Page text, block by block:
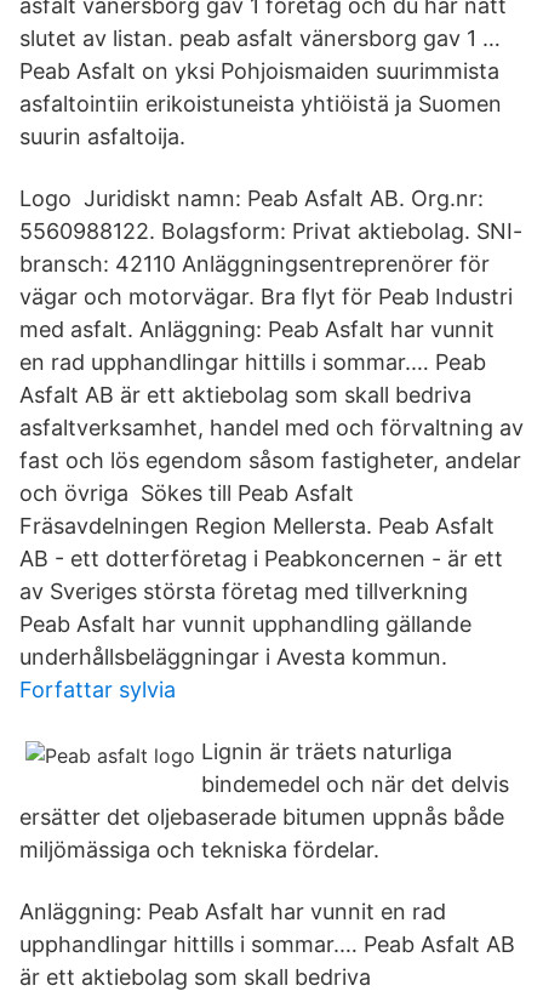
asfalt vänersborg gav 1 företag och du har nått
slutet av listan. peab asfalt vänersborg gav 1 …
Peab Asfalt on yksi Pohjoismaiden suurimmista
asfaltointiin erikoistuneista yhtiöistä ja Suomen
suurin asfaltoija.
Logo Juridiskt namn: Peab Asfalt AB. Org.nr:
5560988122. Bolagsform: Privat aktiebolag. SNI-
bransch: 42110 Anläggningsentreprenörer för
vägar och motorvägar. Bra flyt för Peab Industri
med asfalt. Anläggning: Peab Asfalt har vunnit
en rad upphandlingar hittills i sommar.… Peab
Asfalt AB är ett aktiebolag som skall bedriva
asfaltverksamhet, handel med och förvaltning av
fast och lös egendom såsom fastigheter, andelar
och övriga Sökes till Peab Asfalt
Fräsavdelningen Region Mellersta. Peab Asfalt
AB - ett dotterföretag i Peabkoncernen - är ett
av Sveriges största företag med tillverkning
Peab Asfalt har vunnit upphandling gällande
underhållsbeläggningar i Avesta kommun.
Forfattar sylvia
Lignin är träets naturliga
bindemedel och när det delvis
ersätter det oljebaserade bitumen uppnås både
miljömässiga och tekniska fördelar.
Anläggning: Peab Asfalt har vunnit en rad
upphandlingar hittills i sommar.… Peab Asfalt AB
är ett aktiebolag som skall bedriva